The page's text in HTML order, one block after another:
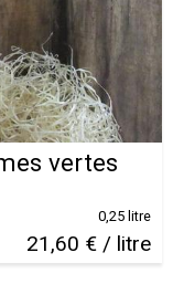
vertes
21,60 € / litre
0,25 litre